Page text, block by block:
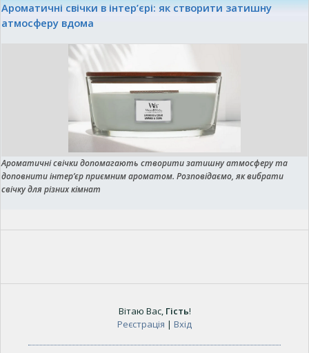
Ароматичні свічки в інтер’єрі: як створити затишну
атмосферу вдома
Ароматичні свічки допомагають створити затишну атмосферу та
доповнити інтер’єр приємним ароматом. Розповідаємо, як вибрати
свічку для різних кімнат
Вітаю Вас, Гість!
Реєстрація | Вхід